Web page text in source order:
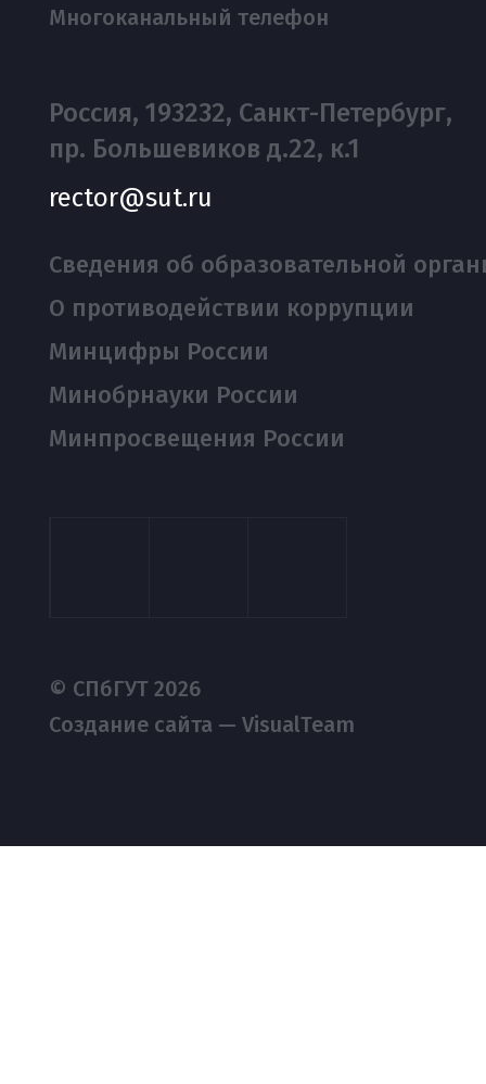
Многоканальный телефон
Россия, 193232, Санкт-Петербург,
пр. Большевиков д.22, к.1
rector@sut.ru
Сведения об образовательной
О противодействии коррупции
Минцифры России
Минобрнауки России
Минпросвещения России
© СПбГУТ 2026
Создание сайта — VisualTeam